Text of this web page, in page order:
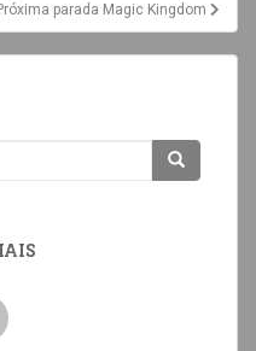
parada Magic Kingdom